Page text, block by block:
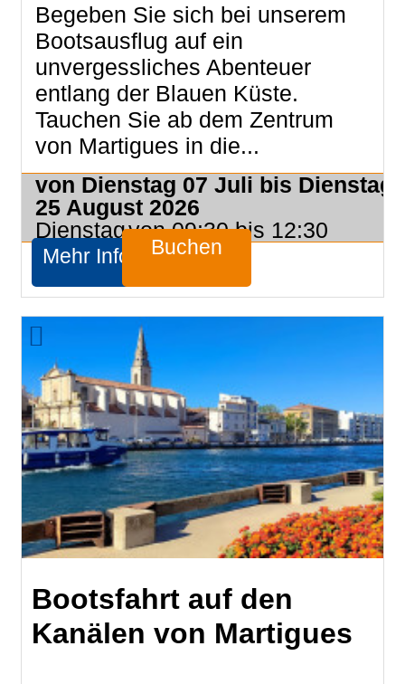
Begeben Sie sich bei unserem
Bootsausflug auf ein
unvergessliches Abenteuer
entlang der Blauen Küste.
Tauchen Sie ab dem Zentrum
von Martigues in die...
von Dienstag 07 Juli bis Dienstag
25 August 2026
Dienstagvon 09:30 bis 12:30
Mehr Infos Buchen
Bootsfahrt auf den
Kanälen von Martigues